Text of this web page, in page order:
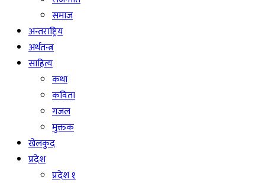
समाज
अन्तराष्ट्रिय
अर्थतन्त्र
साहित्य
कथा
कविता
गजल
मुक्तक
खेलकुद
प्रदेश
प्रदेश १